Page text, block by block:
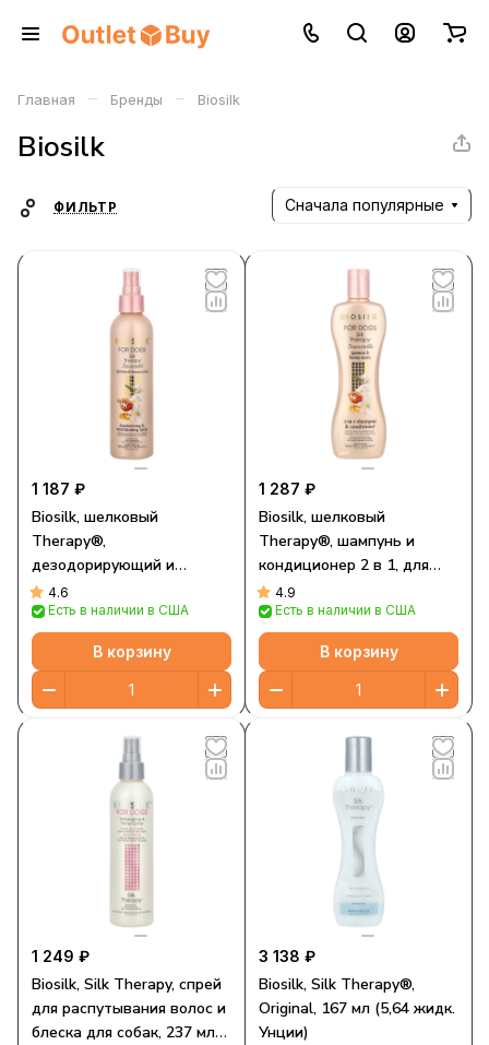
Главная – Бренды – Biosilk
Biosilk
ФИЛЬТР Сначала популярные
1 187 ₽
Biosilk, шелковый
Therapy®,
дезодорирующий и
кондиционирующий спрей,
для собак, жасмин и мед,
237 мл (8 жидк. унций)
4.6
Есть в наличии в США
В корзину
1 287 ₽
Biosilk, шелковый
Therapy®, шампунь и
кондиционер 2 в 1, для
собак, жасмин и мед, 355
мл (12 жидк. унций)
4.9
Есть в наличии в США
В корзину
1 249 ₽
Biosilk, Silk Therapy, спрей
для распутывания волос и
блеска для собак, 237 мл
3 138 ₽
Biosilk, Silk Therapy®,
Original, 167 мл (5,64 жидк.
Унции)